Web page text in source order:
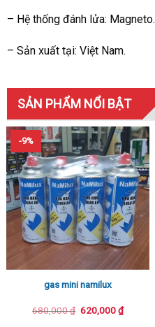
– Hệ thống đánh lửa: Magneto.
– Sản xuất tại: Việt Nam.
SẢN PHẨM NỔI BẬT
-9%
gas mini namilux
680,000₫ Giá
620,000₫Giá
hiện